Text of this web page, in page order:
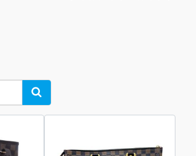
Search